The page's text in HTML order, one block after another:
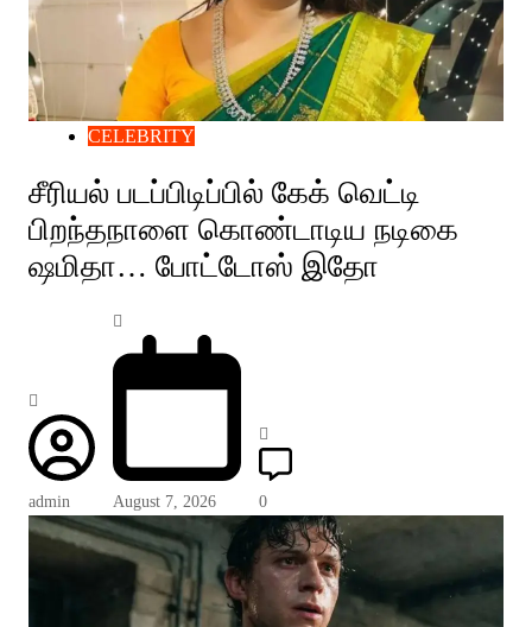
CELEBRITY
சீரியல் படப்பிடிப்பில் கேக் வெட்டி
பிறந்தநாளை கொண்டாடிய நடிகை
ஷமிதா… போட்டோஸ் இதோ
admin August 7, 2026 0